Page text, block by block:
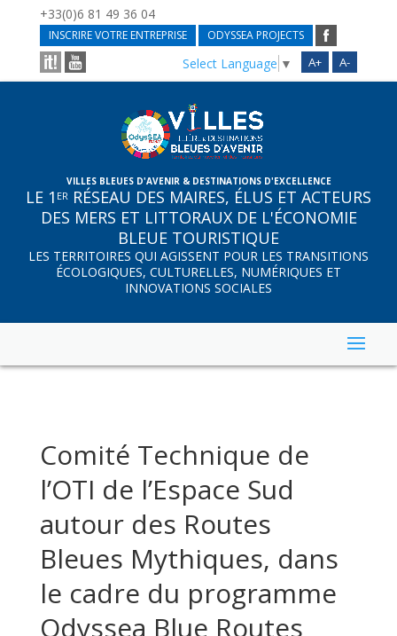
+33(0)6 81 49 36 04
INSCRIRE VOTRE ENTREPRISE ODYSSEA PROJECTS
A+ A-
Select Language ▼
VILLES BLEUES D'AVENIR & DESTINATIONS D'EXCELLENCE
LE 1 ER RÉSEAU DES MAIRES, ÉLUS ET ACTEURS
DES MERS ET LITTORAUX DE L'ÉCONOMIE
BLEUE TOURISTIQUE
LES TERRITOIRES QUI AGISSENT POUR LES TRANSITIONS
ÉCOLOGIQUES, CULTURELLES, NUMÉRIQUES ET
INNOVATIONS SOCIALES
Comité Technique de
l’OTI de l’Espace Sud
autour des Routes
Bleues Mythiques, dans
le cadre du programme
Odyssea Blue Routes